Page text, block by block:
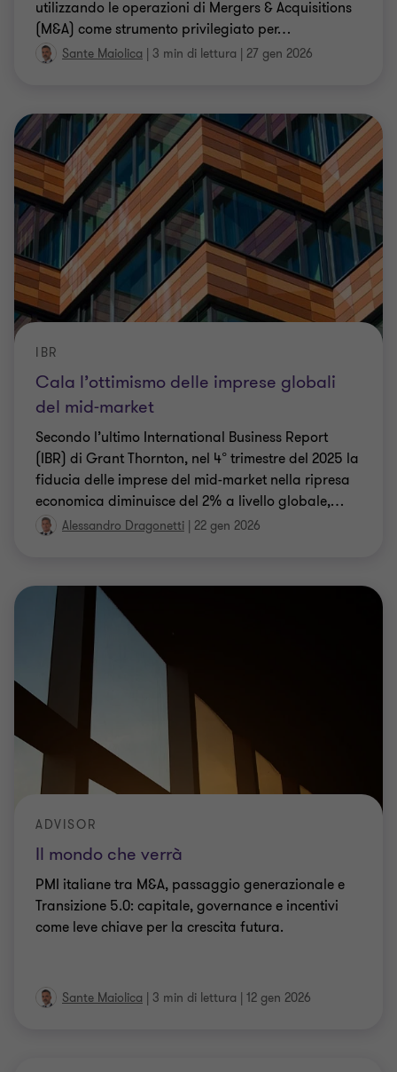
utilizzando le operazioni di Mergers & Acquisitions
(M&A) come strumento privilegiato per…
Sante Maiolica | 3 min di lettura | 27 gen 2026
Cala l’ottimismo delle imprese globali
del mid-market
IBR
Secondo l’ultimo International Business Report
(IBR) di Grant Thornton, nel 4° trimestre del 2025 la
fiducia delle imprese del mid-market nella ripresa
economica diminuisce del 2% a livello globale,…
Alessandro Dragonetti | 22 gen 2026
Il mondo che verrà
ADVISOR
PMI italiane tra M&A, passaggio generazionale e
Transizione 5.0: capitale, governance e incentivi
come leve chiave per la crescita futura.
Sante Maiolica | 3 min di lettura | 12 gen 2026